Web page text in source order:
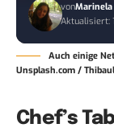
von
Aktualisiert:
Auch einige
Unsplash.com /
Chef’s